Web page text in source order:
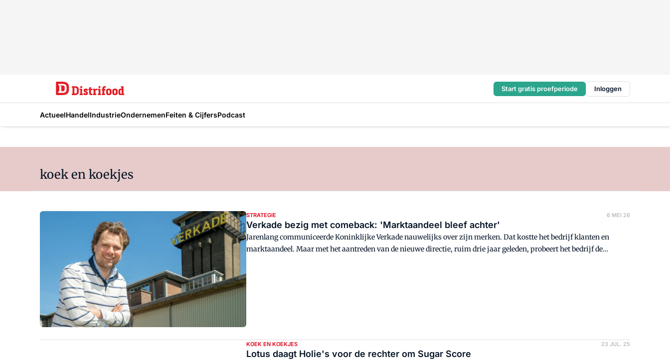
Start gratis proefperiode Inloggen
ActueelHandelIndustrieOndernemenFeiten & CijfersPodcast
koek en koekjes
STRATEGIE 6 MEI 26
Verkade bezig met comeback: 'Marktaandeel bleef achter'
Jarenlang communiceerde Koninklijke Verkade nauwelijks over zijn merken. Dat kostte het bedrijf klanten en
marktaandeel. Maar met het aantreden van de nieuwe directie, ruim drie jaar geleden, probeert het bedrijf de
KOEK EN KOEKJES 23 JUL. 25
Lotus daagt Holie's voor de rechter om Sugar Score